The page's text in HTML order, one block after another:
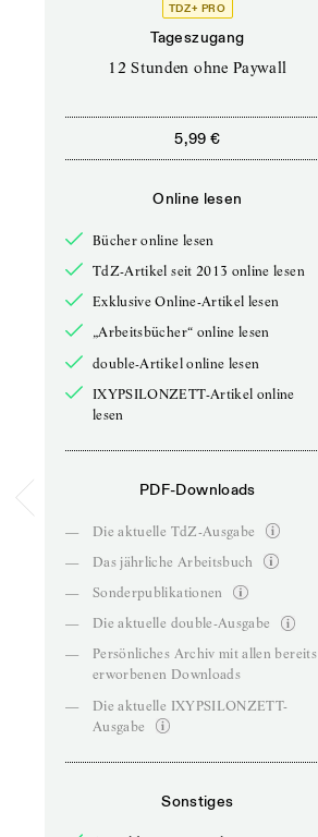
TDZ+ PRO
Tageszugang
12 Stunden ohne Paywall
5,99 €
Online lesen
Bücher online lesen
TdZ-Artikel seit 2013 online lesen
Exklusive Online-Artikel lesen
„Arbeitsbücher“ online lesen
double-Artikel online lesen
IXYPSILONZETT-Artikel online
lesen
PDF-Downloads
—
Die aktuelle TdZ-Ausgabe
—
Das jährliche Arbeitsbuch
—
Sonderpublikationen
—
Die aktuelle double-Ausgabe
—
Persönliches Archiv mit allen bereits
erworbenen Downloads
—
Die aktuelle IXYPSILONZETT-
Ausgabe
Sonstiges